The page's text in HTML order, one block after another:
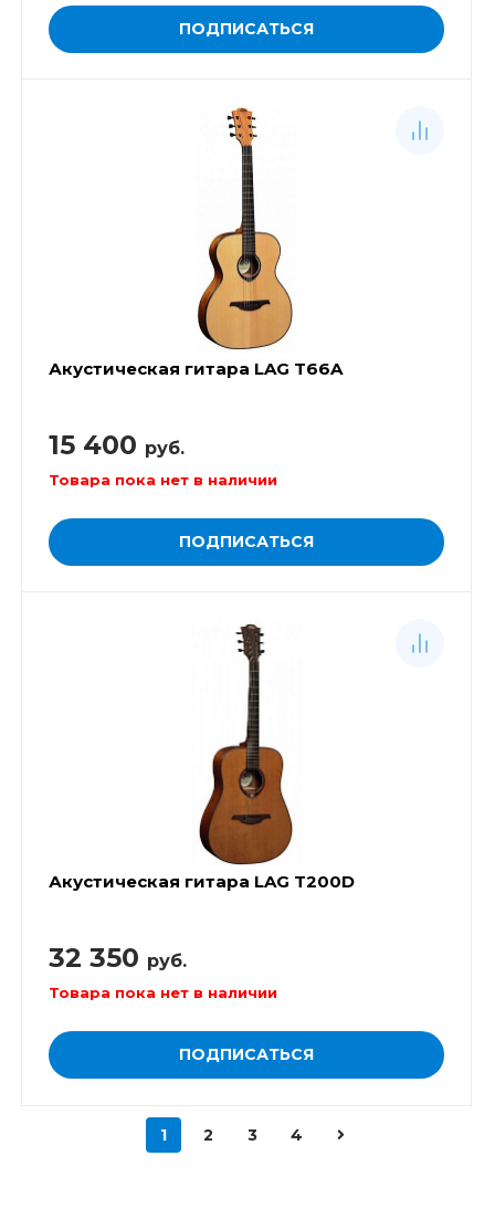
ПОДПИСАТЬСЯ
Акустическая гитара LAG T66A
15 400 руб.
Товара пока нет в наличии
ПОДПИСАТЬСЯ
Акустическая гитара LAG T200D
32 350 руб.
Товара пока нет в наличии
ПОДПИСАТЬСЯ
1 2 3 4